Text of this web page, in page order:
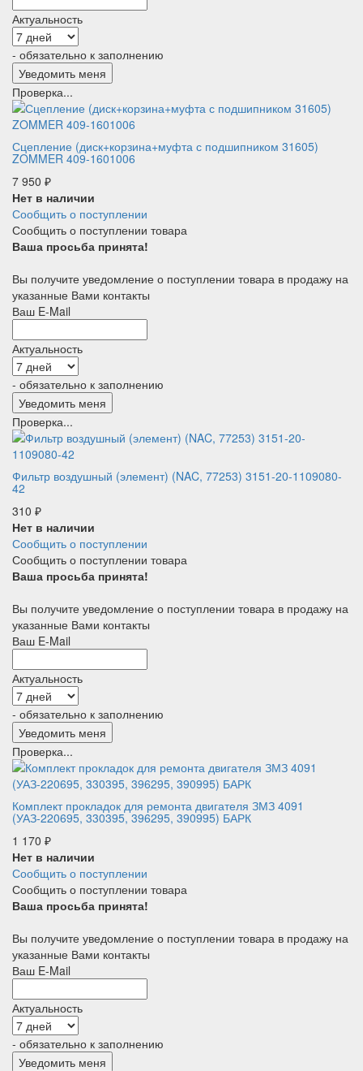
Актуальность
- обязательно к заполнению
Проверка...
Сцепление (диск+корзина+муфта с подшипником 31605)
ZOMMER 409-1601006
7 950 ₽
Нет в наличии
Сообщить о поступлении
Сообщить о поступлении товара
Ваша просьба принята!
Вы получите уведомление о поступлении товара в продажу на
указанные Вами контакты
Ваш E-Mail
Актуальность
- обязательно к заполнению
Проверка...
Фильтр воздушный (элемент) (NAC, 77253) 3151-20-1109080-
42
310 ₽
Нет в наличии
Сообщить о поступлении
Сообщить о поступлении товара
Ваша просьба принята!
Вы получите уведомление о поступлении товара в продажу на
указанные Вами контакты
Ваш E-Mail
Актуальность
- обязательно к заполнению
Проверка...
Комплект прокладок для ремонта двигателя ЗМЗ 4091
(УАЗ-220695, 330395, 396295, 390995) БАРК
1 170 ₽
Нет в наличии
Сообщить о поступлении
Сообщить о поступлении товара
Ваша просьба принята!
Вы получите уведомление о поступлении товара в продажу на
указанные Вами контакты
Ваш E-Mail
Актуальность
- обязательно к заполнению